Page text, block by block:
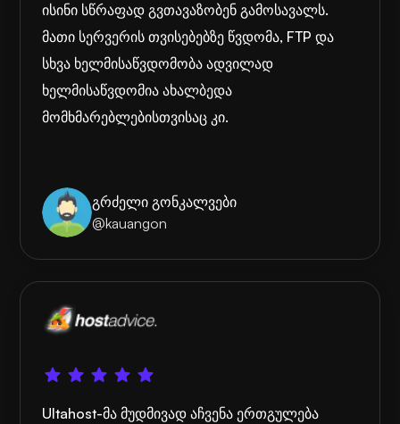
ისინი სწრაფად გვთავაზობენ გამოსავალს.
მათი სერვერის თვისებებზე წვდომა, FTP და
სხვა ხელმისაწვდომობა ადვილად
ხელმისაწვდომია ახალბედა
მომხმარებლებისთვისაც კი.
გრძელი გონკალვები
@kauangon
Ultahost-მა მუდმივად აჩვენა ერთგულება